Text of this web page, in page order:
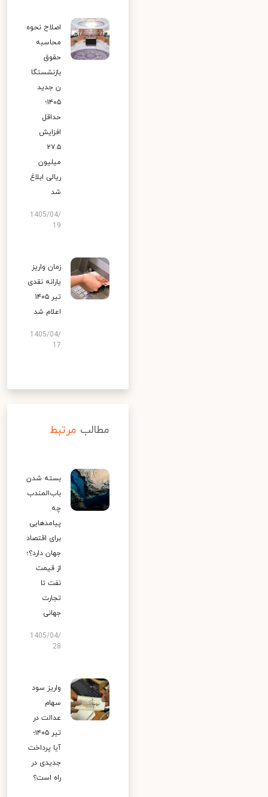
اصلاح نحوه
محاسبه
حقوق
بازنشستگا
ن جدید
۱۴۰۵؛
حداقل
افزایش
۲۷.۵
میلیون
ریالی ابلاغ
شد
1405/04/
19
زمان واریز
یارانه نقدی
تیر ۱۴۰۵
اعلام شد
1405/04/
17
مطالب مرتبط
بسته شدن
باب‌المندب
چه
پیامدهایی
برای اقتصاد
جهان دارد؟؛
از قیمت
نفت تا
تجارت
جهانی
1405/04/
28
واریز سود
سهام
عدالت در
تیر ۱۴۰۵؛
آیا پرداخت
جدیدی در
راه است؟